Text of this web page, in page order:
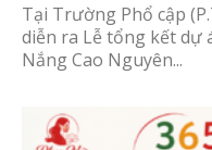
Tại Trường Phổ cập
diễn ra Lễ tổng kết dự
Nắng Cao Nguyên...